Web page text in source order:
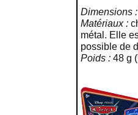
Dimensions :
Matériaux :
métal. Elle
possible de
Poids : 48 g